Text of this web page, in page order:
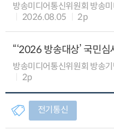
방송미디어통신위원회 방송
2026.08.05
2p
“‘2026 방송대상’ 국민
방송미디어통신위원회 방송
2p
전기통신